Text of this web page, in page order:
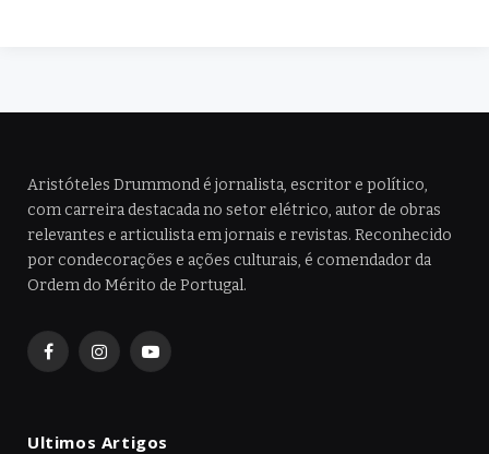
Aristóteles Drummond é jornalista, escritor e político,
com carreira destacada no setor elétrico, autor de obras
relevantes e articulista em jornais e revistas. Reconhecido
por condecorações e ações culturais, é comendador da
Ordem do Mérito de Portugal.
FacebookInstagramYouTube
Ultimos Artigos